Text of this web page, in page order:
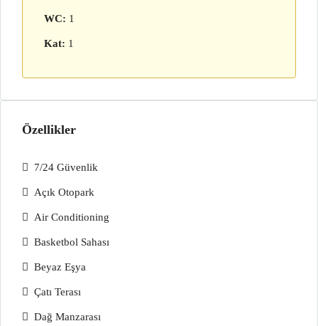
WC: 1
Kat: 1
Özellikler
7/24 Güvenlik
Açık Otopark
Air Conditioning
Basketbol Sahası
Beyaz Eşya
Çatı Terası
Dağ Manzarası